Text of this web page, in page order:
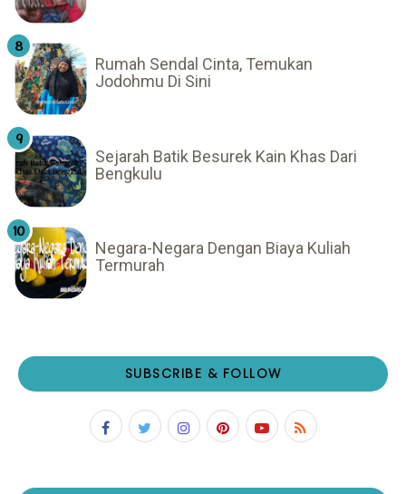
Rumah Sendal Cinta, Temukan
Jodohmu Di Sini
Sejarah Batik Besurek Kain Khas Dari
Bengkulu
Negara-Negara Dengan Biaya Kuliah
Termurah
SUBSCRIBE & FOLLOW